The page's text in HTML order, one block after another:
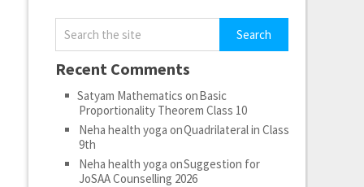
Recent Comments
Satyam Mathematics onBasic
Proportionality Theorem Class 10
Neha health yoga onQuadrilateral in Class
9th
Neha health yoga onSuggestion for
JoSAA Counselling 2026